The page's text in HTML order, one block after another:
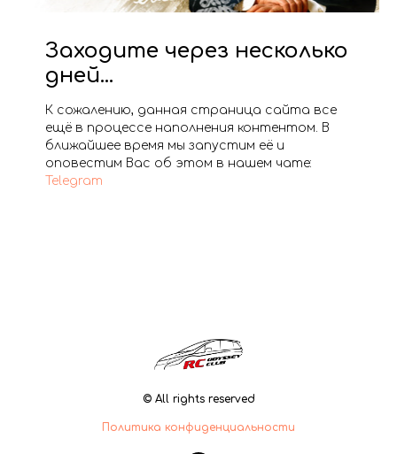
Заходите через несколько
дней...
К сожалению, данная страница сайта все
ещё в процессе наполнения контентом. В
ближайшее время мы запустим её и
оповестим Вас об этом в нашем чате:
Telegram
© All rights reserved
Политика конфиденциальности